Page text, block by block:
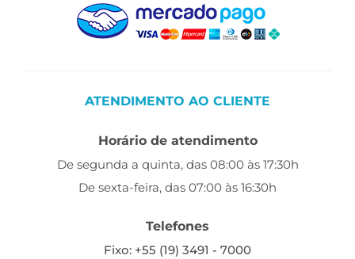
ATENDIMENTO AO CLIENTE
Horário de atendimento
De segunda a quinta, das 08:00 às 17:30h
De sexta-feira, das 07:00 às 16:30h
Telefones
Fixo: +55 (19) 3491 - 7000